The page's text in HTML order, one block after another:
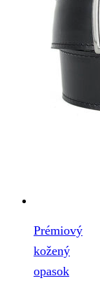
Prémiový
kožený
opasok